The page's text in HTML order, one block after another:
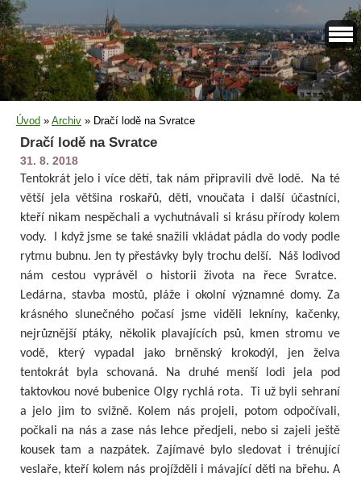
Úvod » Archiv » Dračí lodě na Svratce
Dračí lodě na Svratce
31. 8. 2018
Tentokrát jelo i více dětí, tak nám připravili dvě lodě. Na té
větší jela většina roskařů, děti, vnoučata i další účastníci,
kteří nikam nespěchali a vychutnávali si krásu přírody kolem
vody. I když jsme se také snažili vkládat pádla do vody podle
rytmu bubnu. Jen ty přestávky byly trochu delší. Náš lodivod
nám cestou vyprávěl o historii života na řece Svratce.
Ledárna, stavba mostů, pláže i okolní významné domy. Za
krásného slunečného počasí jsme viděli lekníny, kačenky,
nejrůznější ptáky, několik plavajících psů, kmen stromu ve
vodě, který vypadal jako brněnský krokodýl, jen želva
tentokrát byla schovaná. Na druhé menší lodi jela pod
taktovkou nové bubenice Olgy rychlá rota. Ti už byli sehraní
a jelo jim to svižně. Kolem nás projeli, potom odpočívali,
počkali na nás a zase nás lehce předjeli, nebo si zajeli ještě
kousek tam a nazpátek. Zajímavé bylo sledovat i trénující
veslaře, kteří kolem nás projížděli i mávající děti na břehu. A